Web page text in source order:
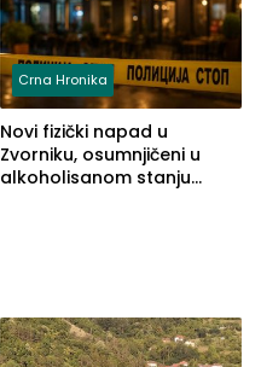
Crna Hronika
Novi fizički napad u
Zvorniku, osumnjičeni u
alkoholisanom stanju